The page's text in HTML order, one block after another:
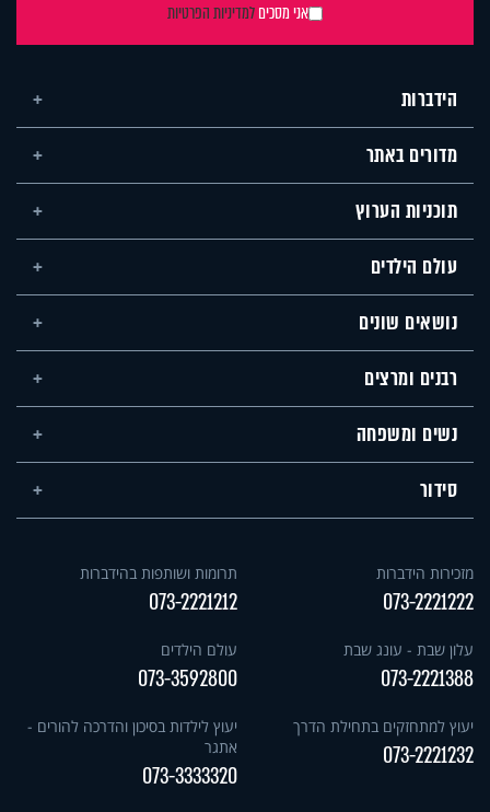
אני מסכיםלמדיניות הפרטיות
הידברות
מדורים באתר
תוכניות הערוץ
עולם הילדים
נושאים שונים
רבנים ומרצים
נשים ומשפחה
סידור
מזכירות הידברות
073-2221222
תרומות ושותפות בהידברות
073-2221212
עלון שבת - עונג שבת
073-2221388
עולם הילדים
073-3592800
יעוץ למתחזקים בתחילת הדרך
073-2221232
יעוץ לילדות בסיכון והדרכה להורים -
אתגר
073-3333320